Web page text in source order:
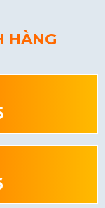
HÀNG